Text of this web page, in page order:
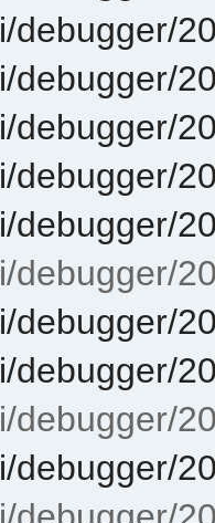
debugger/
debugger/
debugger/
debugger/
debugger/
debugger/
debugger/
debugger/
debugger/
debugger/